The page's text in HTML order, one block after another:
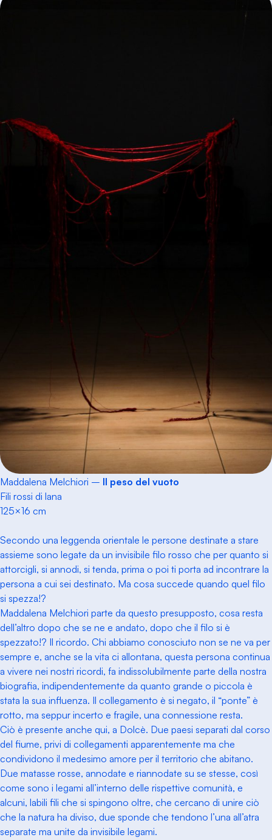
Maddalena Melchiori – Il peso del vuoto
Fili rossi di lana
125×16 cm
Secondo una leggenda orientale le persone destinate a stare
assieme sono legate da un invisibile filo rosso che per quanto si
attorcigli, si annodi, si tenda, prima o poi ti porta ad incontrare la
persona a cui sei destinato. Ma cosa succede quando quel filo
si spezza!?
Maddalena Melchiori parte da questo presupposto, cosa resta
dell’altro dopo che se ne e andato, dopo che il filo si è
spezzato!? Il ricordo. Chi abbiamo conosciuto non se ne va per
sempre e, anche se la vita ci allontana, questa persona continua
a vivere nei nostri ricordi, fa indissolubilmente parte della nostra
biografia, indipendentemente da quanto grande o piccola è
stata la sua influenza. Il collegamento è si negato, il “ponte” è
rotto, ma seppur incerto e fragile, una connessione resta.
Ciò è presente anche qui, a Dolcè. Due paesi separati dal corso
del fiume, privi di collegamenti apparentemente ma che
condividono il medesimo amore per il territorio che abitano.
Due matasse rosse, annodate e riannodate su se stesse, così
come sono i legami all’interno delle rispettive comunità, e
alcuni, labili fili che si spingono oltre, che cercano di unire ciò
che la natura ha diviso, due sponde che tendono l’una all’atra
separate ma unite da invisibile legami.